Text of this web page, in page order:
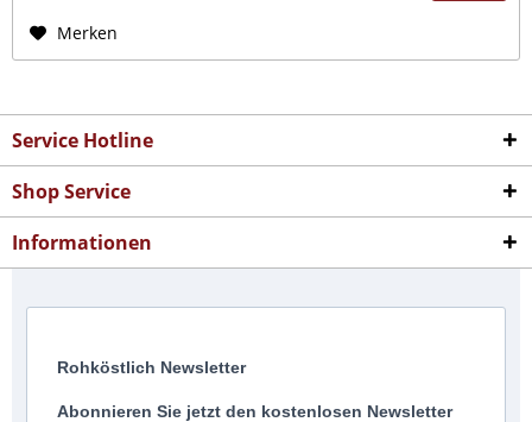
Merken
Service Hotline
Shop Service
Informationen
Rohköstlich Newsletter
Abonnieren Sie jetzt den kostenlosen Newsletter